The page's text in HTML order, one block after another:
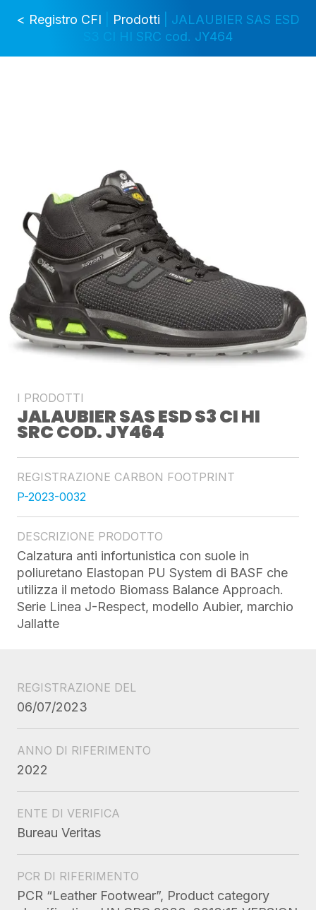
< Registro CFI Prodotti | JALAUBIER SAS ESD
S3 CI HI SRC cod. JY464
I PRODOTTI
JALAUBIER SAS ESD S3 CI HI
SRC COD. JY464
REGISTRAZIONE CARBON FOOTPRINT
P-2023-0032
DESCRIZIONE PRODOTTO
Calzatura anti infortunistica con suole in
poliuretano Elastopan PU System di BASF che
utilizza il metodo Biomass Balance Approach.
Serie Linea J-Respect, modello Aubier, marchio
Jallatte
REGISTRAZIONE DEL
06/07/2023
ANNO DI RIFERIMENTO
2022
ENTE DI VERIFICA
Bureau Veritas
PCR DI RIFERIMENTO
PCR “Leather Footwear”, Product category